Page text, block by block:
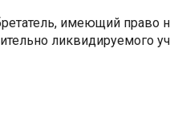
имеющий право
ликвидируемого